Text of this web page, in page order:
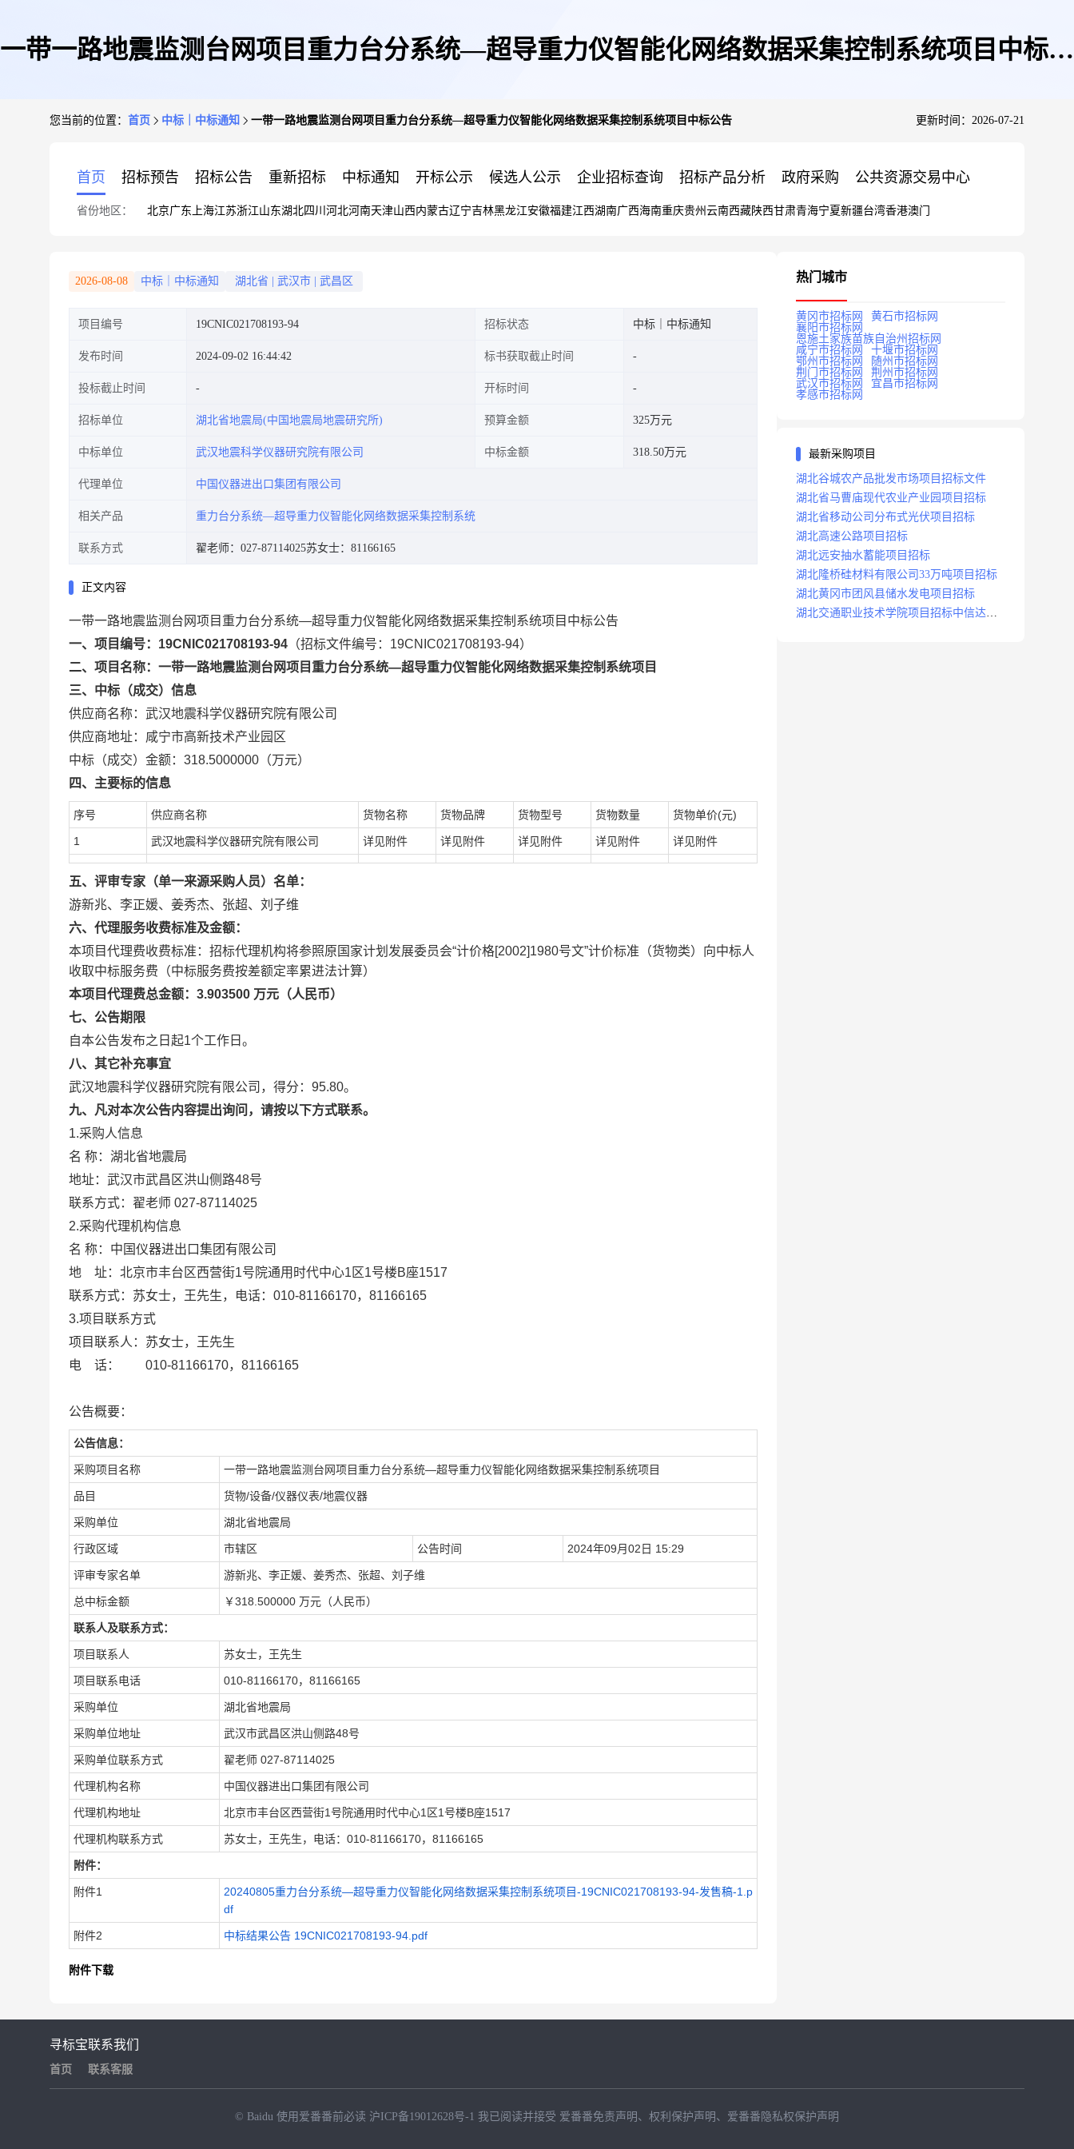
一带一路地震监测台网项目重力台分系统—超导重力仪智能化网络数据采集控制系统项目中标公
您当前的位置： 首页 中标｜中标通知 一带一路地震监测台网项目重力台分系统—超导重力仪智能化网络数据采集控制系统项目中标公告 更新时间：2026-07-21
首页 招标预告 招标公告 重新招标 中标通知 开标公示 候选人公示 企业招标查询 招标产品分析 政府采购 公共资源交易中心
省份地区： 北京广东 上海江苏浙江山东湖北四川 河北河南天津山西内蒙古辽宁吉林黑龙江安徽福建江西湖南广西海南重庆贵州 云南西藏陕西甘肃青海宁夏新疆台湾香港澳门
2026-08-08 中标｜中标通知 湖北省 武汉市 武昌区
项目编号 19CNIC021708193-94 招标状态 中标｜中标通知
发布时间 2024-09-02 16:44:42 标书获取截止时间
投标截止时间 开标时间
招标单位 湖北省地震局(中国地震局地震研究所) 预算金额 325万元
中标单位 武汉地震科学仪器研究院有限公司 中标金额 318.50万元
代理单位 中国仪器进出口集团有限公司
相关产品 重力台分系统—超导重力仪智能化网络数据采集控制系统
联系方式 翟老师：027-87114025苏女士：81166165
正文内容
一带一路地震监测台网项目重力台分系统—超导重力仪智能化网络数据采集控制系统项目中标公告
一、项目编号：19CNIC021708193-94 （招标文件编号：19CNIC021708193-94）
二、项目名称：一带一路地震监测台网项目重力台分系统—超导重力仪智能化网络数据采集控制系统项目
三、中标（成交）信息
供应商名称：武汉地震科学仪器研究院有限公司
供应商地址：咸宁市高新技术产业园区
中标（成交）金额：318.5000000（万元）
四、主要标的信息
序号 供应商名称 货物名称 货物品牌 货物型号 货物数量 货物单价(元)
1 武汉地震科学仪器研究院有限公司 详见附件 详见附件 详见附件 详见附件 详见附件
五、评审专家（单一来源采购人员）名单：
游新兆、李正媛、姜秀杰、张超、刘子维
六、代理服务收费标准及金额：
本项目代理费收费标准：招标代理机构将参照原国家计划发展委员会“计价格[2002]1980号文”计价标准（货物类）向中标人
收取中标服务费（中标服务费按差额定率累进法计算）
本项目代理费总金额：3.903500 万元（人民币）
七、公告期限
自本公告发布之日起1个工作日。
八、其它补充事宜
武汉地震科学仪器研究院有限公司，得分：95.80。
九、凡对本次公告内容提出询问，请按以下方式联系。
1.采购人信息
名 称：湖北省地震局
地址：武汉市武昌区洪山侧路48号
联系方式：翟老师 027-87114025
2.采购代理机构信息
名 称：中国仪器进出口集团有限公司
地 址：北京市丰台区西营街1号院通用时代中心1区1号楼B座1517
联系方式：苏女士，王先生，电话：010-81166170，81166165
3.项目联系方式
项目联系人：苏女士，王先生
电 话： 010-81166170，81166165
公告概要：
公告信息：
采购项目名称 一带一路地震监测台网项目重力台分系统—超导重力仪智能化网络数据采集控制系统项目
品目 货物/设备/仪器仪表/地震仪器
采购单位 湖北省地震局
行政区域 市辖区 公告时间 2024年09月02日 15:29
评审专家名单 游新兆、李正媛、姜秀杰、张超、刘子维
总中标金额 ￥318.500000 万元（人民币）
联系人及联系方式：
项目联系人 苏女士，王先生
项目联系电话 010-81166170，81166165
采购单位 湖北省地震局
采购单位地址 武汉市武昌区洪山侧路48号
采购单位联系方式 翟老师 027-87114025
代理机构名称 中国仪器进出口集团有限公司
代理机构地址 北京市丰台区西营街1号院通用时代中心1区1号楼B座1517
代理机构联系方式 苏女士，王先生，电话：010-81166170，81166165
附件：
附件1
20240805重力台分系统—超导重力仪智能化网络数据采集控制系统项目-19CNIC021708193-94-发售稿-1.p
df
附件2 中标结果公告 19CNIC021708193-94.pdf
附件下载
热门城市
黄冈市招标网
黄石市招标网
襄阳市招标网
恩施土家族苗族自治州招标网
咸宁市招标网
十堰市招标网
鄂州市招标网
随州市招标网
荆门市招标网
荆州市招标网
武汉市招标网
宜昌市招标网
孝感市招标网
最新采购项目
湖北谷城农产品批发市场项目招标文件
湖北省马曹庙现代农业产业园项目招标
湖北省移动公司分布式光伏项目招标
湖北高速公路项目招标
湖北远安抽水蓄能项目招标
湖北隆桥硅材料有限公司33万吨项目招标
湖北黄冈市团风县储水发电项目招标
湖北交通职业技术学院项目招标中信达咨
寻标宝
首页
联系我们
联系客服
© Baidu 使用爱番番前必读 沪ICP备19012628号-1 我已阅读并接受 爱番番免责声明 、 权利保护声明 、 爱番番隐私权保护声明